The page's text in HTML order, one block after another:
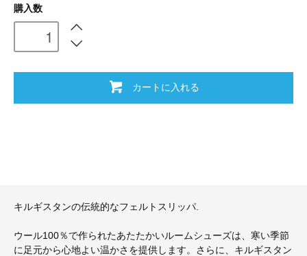
購入数
カートに入れる
キルギスタンの伝統的なフェルトスリッパ.
ウール100％で作られたあたたかいルームシューズは、寒い季節
に足元から心地よい温かさを提供します。さらに、キルギスタン